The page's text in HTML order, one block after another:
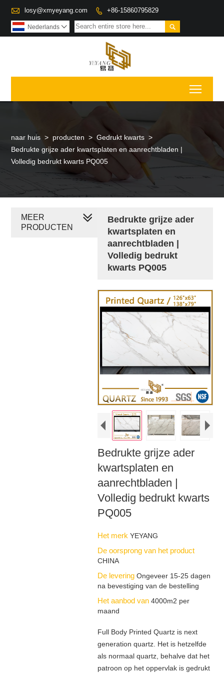
 losy@xmyeyang.com  +86-15860795829

Nederlands 
naar huis > producten > Gedrukt kwarts >
Bedrukte grijze ader kwartsplaten en aanrechtbladen |
Volledig bedrukt kwarts PQ005
Bedrukte grijze ader
kwartsplaten en
aanrechtbladen |
Volledig bedrukt
kwarts PQ005
Bedrukte grijze ader
kwartsplaten en
aanrechtbladen |
Volledig bedrukt kwarts
PQ005
Het merk YEYANG
De oorsprong van het product
CHINA
De levering Ongeveer 15-25 dagen
na bevestiging van de bestelling
Het aanbod van 4000m2 per
maand
Full Body Printed Quartz is next
generation quartz. Het is hetzelfde
als normaal quartz, behalve dat het
patroon op het oppervlak is gedrukt
MEER
PRODUCTEN